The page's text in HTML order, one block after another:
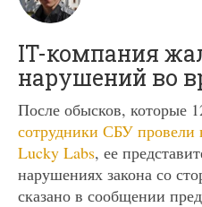
IT-компания
нарушений во
После обысков, которые
сотрудники СБУ
Lucky Labs, ее
нарушениях закона со
сказано в сообщении